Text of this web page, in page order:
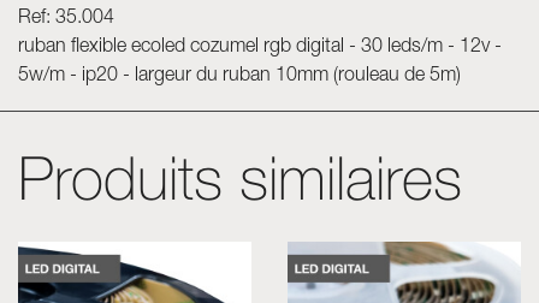
Rail 48V
Rail mini 24V
Spots et Downlights
Caissons lumineux avec façade textile
Ref: 35.004
ruban flexible ecoled cozumel rgb digital - 30 leds/m - 12v -
5w/m - ip20 - largeur du ruban 10mm (rouleau de 5m)
Produits similaires